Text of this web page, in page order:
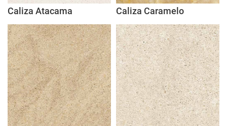
Caliza Atacama Caliza Caramelo